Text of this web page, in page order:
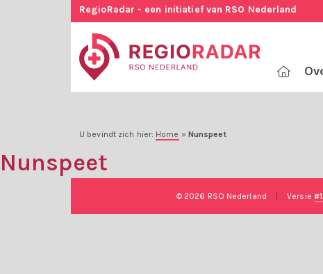
RegioRadar - een initiatief van RSO Nederland
U bevindt zich hier: Home » Nunspeet
Nunspeet
© 2026 RSO Nederland Versie